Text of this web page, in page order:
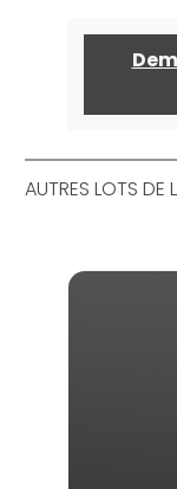
AUTRES LOTS DE